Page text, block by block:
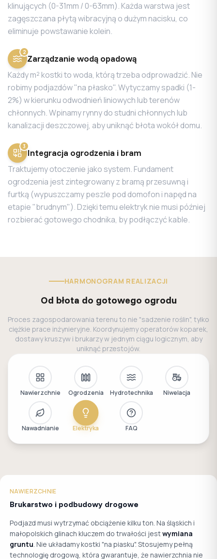
klinujących (0-31mm / 0-63mm). Każda warstwa jest
zagęszczana płytą wibracyjną o dużym nacisku, co
eliminuje powstawanie kolein.
2
Zarządzanie wodą opadową
Każdy m² kostki to woda, którą trzeba odprowadzić. Nie
robimy podjazdów "na płasko". Wytyczamy spadki (1-
2%) w kierunku odwodnień liniowych lub terenów
chłonnych. Wpinamy rynny do studni chłonnych lub
kanalizacji deszczowej, aby uniknąć błota wokół domu.
3
Integracja ogrodzenia i bram
Traktujemy otoczenie jako system. Fundament
ogrodzenia jest zintegrowany z bramą przesuwną i
furtką (wypuszczamy peszle pod domofon i napęd na
etapie "brudnym"). Dzięki temu elektryk nie musi później
rozbierać gotowego chodnika, by podłączyć kable.
HARMONOGRAM REALIZACJI
Od błota do gotowego ogrodu
Proces zagospodarowania terenu to nie "sadzenie roślin", tylko
ciężkie prace inżynieryjne. Koordynujemy operatorów koparek,
dostawy kruszyw i brukarzy w jednym ciągu logicznym, aby
uniknąć przestojów.
Nawierzchnie Ogrodzenia Hydrotechnika Niwelacja
Nawadnianie Elektryka FAQ
NAWIERZCHNIE
Brukarstwo i podbudowy drogowe
Podjazd musi wytrzymać obciążenie kilku ton. Na śląskich i
małopolskich glinach kluczem do trwałości jestwymiana
gruntu. Nie układamy kostki "na piasku". Stosujemy pełną
technologię drogową, która gwarantuje, że nawierzchnia nie